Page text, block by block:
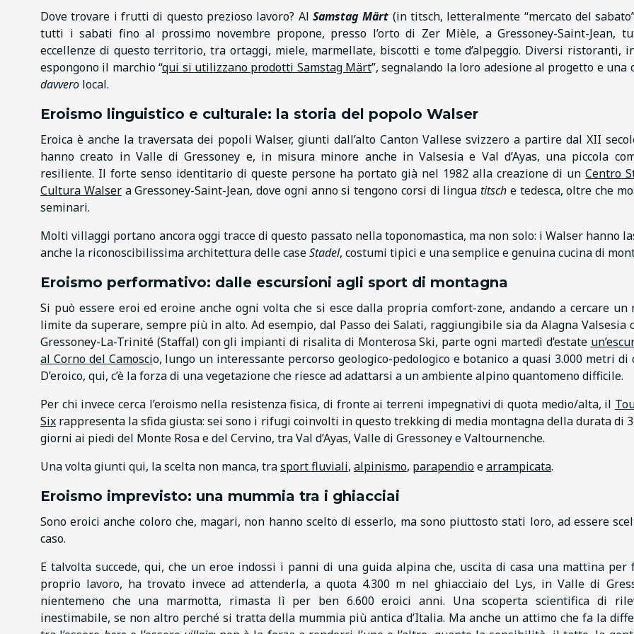
Dove trovare i frutti di questo prezioso lavoro? Al Samstag Märt (in titsch, letteralmente “mercato del
tutti i sabati fino al prossimo novembre propone, presso l’orto di Zer Mièle, a Gressoney-Saint-Jean,
eccellenze di questo territorio, tra ortaggi, miele, marmellate, biscotti e tome d’alpeggio. Diversi ristoranti,
espongono il marchio “qui si utilizzano prodotti Samstag Märt”, segnalando la loro adesione al progetto e una
davvero local.
Eroismo linguistico e culturale: la storia del popolo Walser
Eroica è anche la traversata dei popoli Walser, giunti dall’alto Canton Vallese svizzero a partire dal XII
hanno creato in Valle di Gressoney e, in misura minore anche in Valsesia e Val d’Ayas, una piccola
resiliente. Il forte senso identitario di queste persone ha portato già nel 1982 alla creazione di unCentro
Cultura Walsera Gressoney-Saint-Jean, dove ogni anno si tengono corsi di lingua titsch e tedesca, oltre che
seminari.
Molti villaggi portano ancora oggi tracce di questo passato nella toponomastica, ma non solo: i Walser hanno
anche la riconoscibilissima architettura delle caseStadel, costumi tipici e una semplice e genuina cucina di
Eroismo performativo: dalle escursioni agli sport di montagna
Si può essere eroi ed eroine anche ogni volta che si esce dalla propria comfort-zone, andando a cercare un
limite da superare, sempre più in alto. Ad esempio, dal Passo dei Salati, raggiungibile sia da Alagna Valsesia
Gressoney-La-Trinité (Staffal) con gli impianti di risalita di Monterosa Ski, parte ogni martedì d’estate
al Corno del Camoscio, lungo un interessante percorso geologico-pedologico e botanico a quasi 3.000 metri di
D’eroico, qui, c’è la forza di una vegetazione che riesce ad adattarsi a un ambiente alpino quantomeno difficile.
Per chi invece cerca l’eroismo nella resistenza fisica, di fronte ai terreni impegnativi di quota medio/alta, il
Six rappresenta la sfida giusta: sei sono i rifugi coinvolti in questo trekking di media montagna della durata di
giorni ai piedi del Monte Rosa e del Cervino, tra Val d’Ayas, Valle di Gressoney e Valtournenche.
Una volta giunti qui, la scelta non manca, trasport fluviali, alpinismo, parapendioearrampicata.
Eroismo imprevisto: una mummia tra i ghiacciai
Sono eroici anche coloro che, magari, non hanno scelto di esserlo, ma sono piuttosto stati loro, ad essere
caso.
E talvolta succede, qui, che un eroe indossi i panni di una guida alpina che, uscita di casa una mattina per
proprio lavoro, ha trovato invece ad attenderla, a quota 4.300 m nel ghiacciaio del Lys, in Valle di
nientemeno che una marmotta, rimasta lì per ben 6.600 eroici anni. Una scoperta scientifica di
inestimabile, se non altro perché si tratta della mummia più antica d’Italia. Ma anche un attimo che fa la